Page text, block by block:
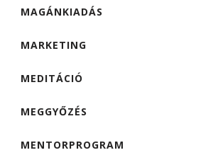
MAGÁNKIADÁS
MARKETING
MEDITÁCIÓ
MEGGYŐZÉS
MENTORPROGRAM